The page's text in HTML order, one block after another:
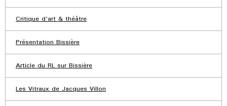
Critique d'art & théâtre
Présentation Bissière
Article du RL sur Bissière
Les Vitraux de Jacques Villon